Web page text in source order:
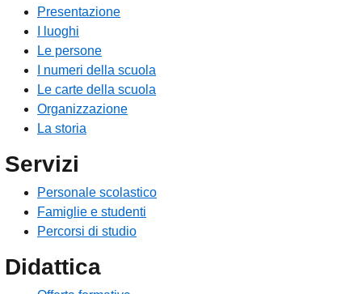
Presentazione
I luoghi
Le persone
I numeri della scuola
Le carte della scuola
Organizzazione
La storia
Servizi
Personale scolastico
Famiglie e studenti
Percorsi di studio
Didattica